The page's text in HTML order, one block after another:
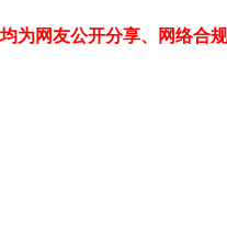
为网友公开分享、网络合